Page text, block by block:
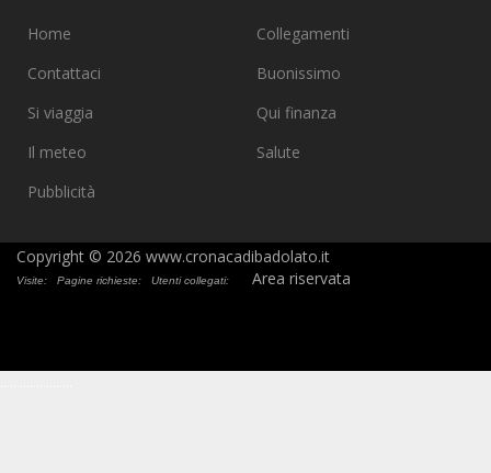
Home
Collegamenti
Contattaci
Buonissimo
Si viaggia
Qui finanza
Il meteo
Salute
Pubblicità
Copyright © 2026 www.cronacadibadolato.it
Visite: Pagine richieste: Utenti collegati: Area riservata